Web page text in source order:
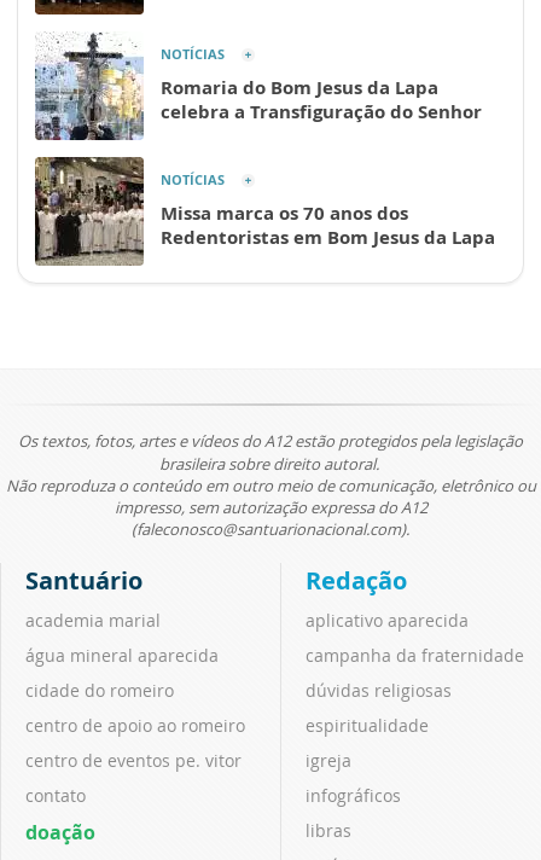
NOTÍCIAS
Romaria do Bom Jesus da Lapa
celebra a Transfiguração do Senhor
NOTÍCIAS
Missa marca os 70 anos dos
Redentoristas em Bom Jesus da Lapa
Os textos, fotos, artes e vídeos do A12 estão protegidos pela legislação
brasileira sobre direito autoral.
Não reproduza o conteúdo em outro meio de comunicação, eletrônico ou
impresso, sem autorização expressa do A12
(faleconosco@santuarionacional.com).
Santuário
academia marial
água mineral aparecida
cidade do romeiro
centro de apoio ao romeiro
centro de eventos pe. vitor
contato
doação
Redação
aplicativo aparecida
campanha da fraternidade
dúvidas religiosas
espiritualidade
igreja
infográficos
libras